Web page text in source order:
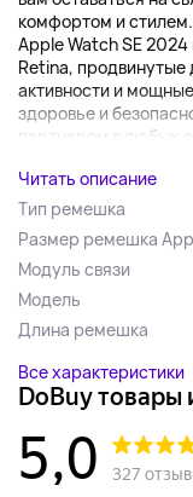
комфортом и
Apple Watch SE
Retina, продвинутые
активности и
здоровье и
партнером в любых
Читать описание
Тип ремешка
Размер ремешка
Модуль связи
Модель
Длина ремешка
Все характеристики